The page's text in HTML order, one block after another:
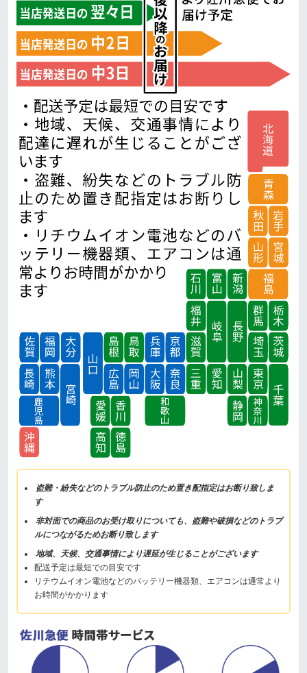
盗難・紛失などのトラブル防止のため置き配指定はお断り致しま
す
非対面での商品のお受け取りについても、盗難や破損などのトラブ
ルにつながるためお断り致します
地域、天候、交通事情により遅延が生じることがございます
配送予定は最短での目安です
リチウムイオン電池などのバッテリー機器類、エアコンは通常より
お時間がかかります